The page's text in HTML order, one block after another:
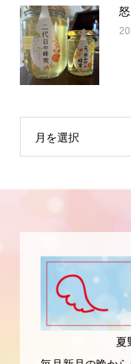
月を選択
夏